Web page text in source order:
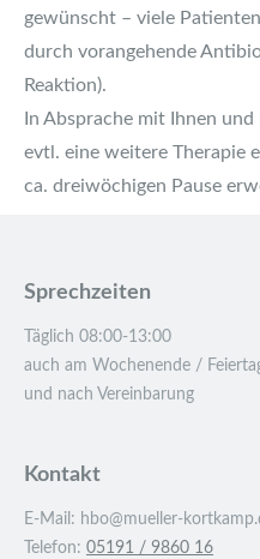
gewünscht – viele
durch vorangehende
Reaktion).
In Absprache mit Ihnen
evtl. eine weitere Therapie
ca. dreiwöchigen Pause
Sprechzeiten
Täglich 08:00-13:00
auch am Wochenende /
und nach Vereinbarung
Kontakt
E-Mail: hbo@mueller-
Telefon: 05191 / 9860 16